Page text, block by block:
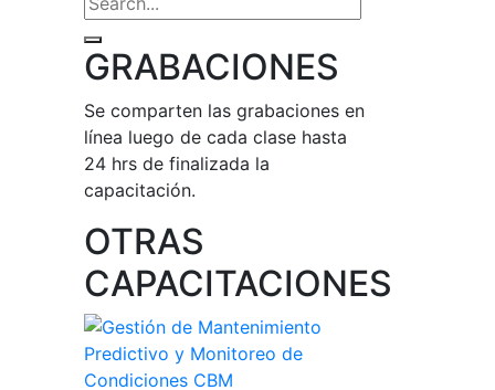
GRABACIONES
Se comparten las grabaciones en
línea luego de cada clase hasta
24 hrs de finalizada la
capacitación.
OTRAS
CAPACITACIONES